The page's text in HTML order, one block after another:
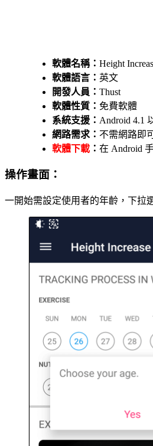
軟體名稱： Height
軟體語言： 英文
開發人員： Thust
軟體性質： 免費軟體
系統支援： Android 4.1
網路需求： 不需網路即
軟體下載 ： 在 Android
操作畫面：
一開始需設定使用者的年齡，下拉